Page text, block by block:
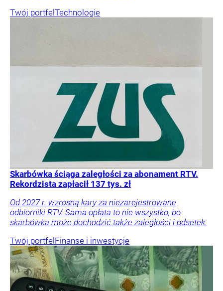
Twój portfel Technologie
Skarbówka ściąga zaległości za abonament RTV.
Rekordzista zapłacił 137 tys. zł
Od 2027 r. wzrosną kary za niezarejestrowane
odbiorniki RTV. Sama opłata to nie wszystko, bo
skarbówka może dochodzić także zaległości i odsetek.
Twój portfel Finanse i inwestycje